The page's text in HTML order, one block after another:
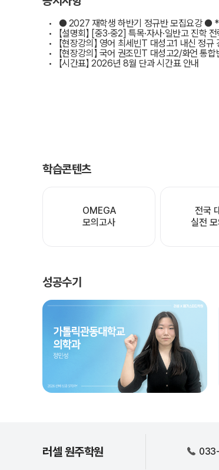
● 2027 재학생 하반기 정규반 모집요강 ● *
【설명회】 [중3·중2] 특목·자사·일반고 진
【현장강의】 영어 최세빈T 대성고1 내신 정
【현장강의】 국어 권조민T 대성고2/화언 통
【시간표】 2026년 8월 단과 시간표 안내
학습콘텐츠
OMEGA
모의고사
전국
실전
성공수기
러셀 원주학원